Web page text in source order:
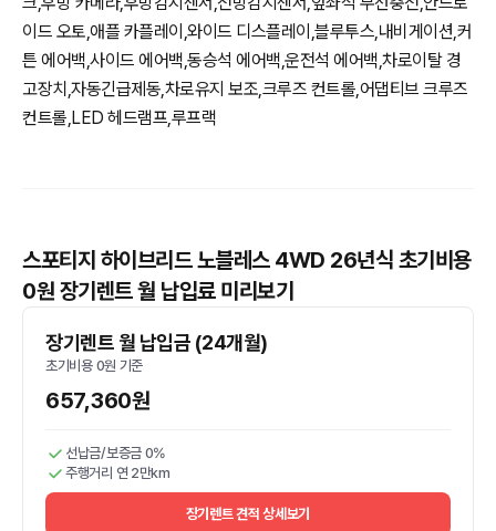
이드 오토,애플 카플레이,와이드 디스플레이,블루투스,내비게이션,커
튼 에어백,사이드 에어백,동승석 에어백,운전석 에어백,차로이탈 경
고장치,자동긴급제동,차로유지 보조,크루즈 컨트롤,어댑티브 크루즈
컨트롤,LED 헤드램프,루프랙
스포티지 하이브리드 노블레스 4WD 26년식 초기비용
0원 장기렌트 월 납입료 미리보기
장기렌트 월 납입금 (24개월)
초기비용 0원 기준
657,360원
선납금/보증금 0%
주행거리 연 2만km
장기렌트 견적 상세보기